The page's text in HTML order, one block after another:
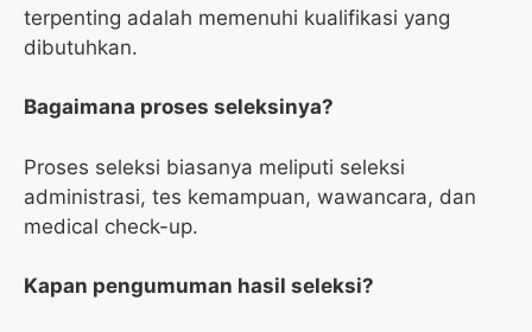
terpenting adalah memenuhi kualifikasi yang
dibutuhkan.
Bagaimana proses seleksinya?
Proses seleksi biasanya meliputi seleksi
administrasi, tes kemampuan, wawancara, dan
medical check-up.
Kapan pengumuman hasil seleksi?